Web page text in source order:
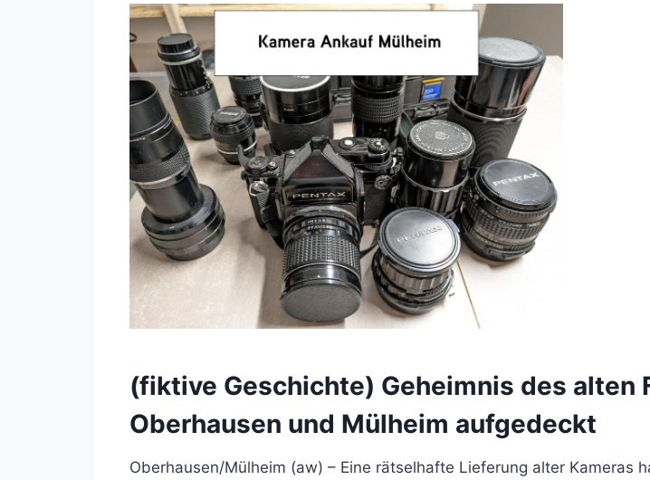
(fiktive Geschichte) Geheimnis des alten
Oberhausen und Mülheim aufgedeckt
Oberhausen/Mülheim (aw) – Eine rätselhafte Lieferung alter Kameras